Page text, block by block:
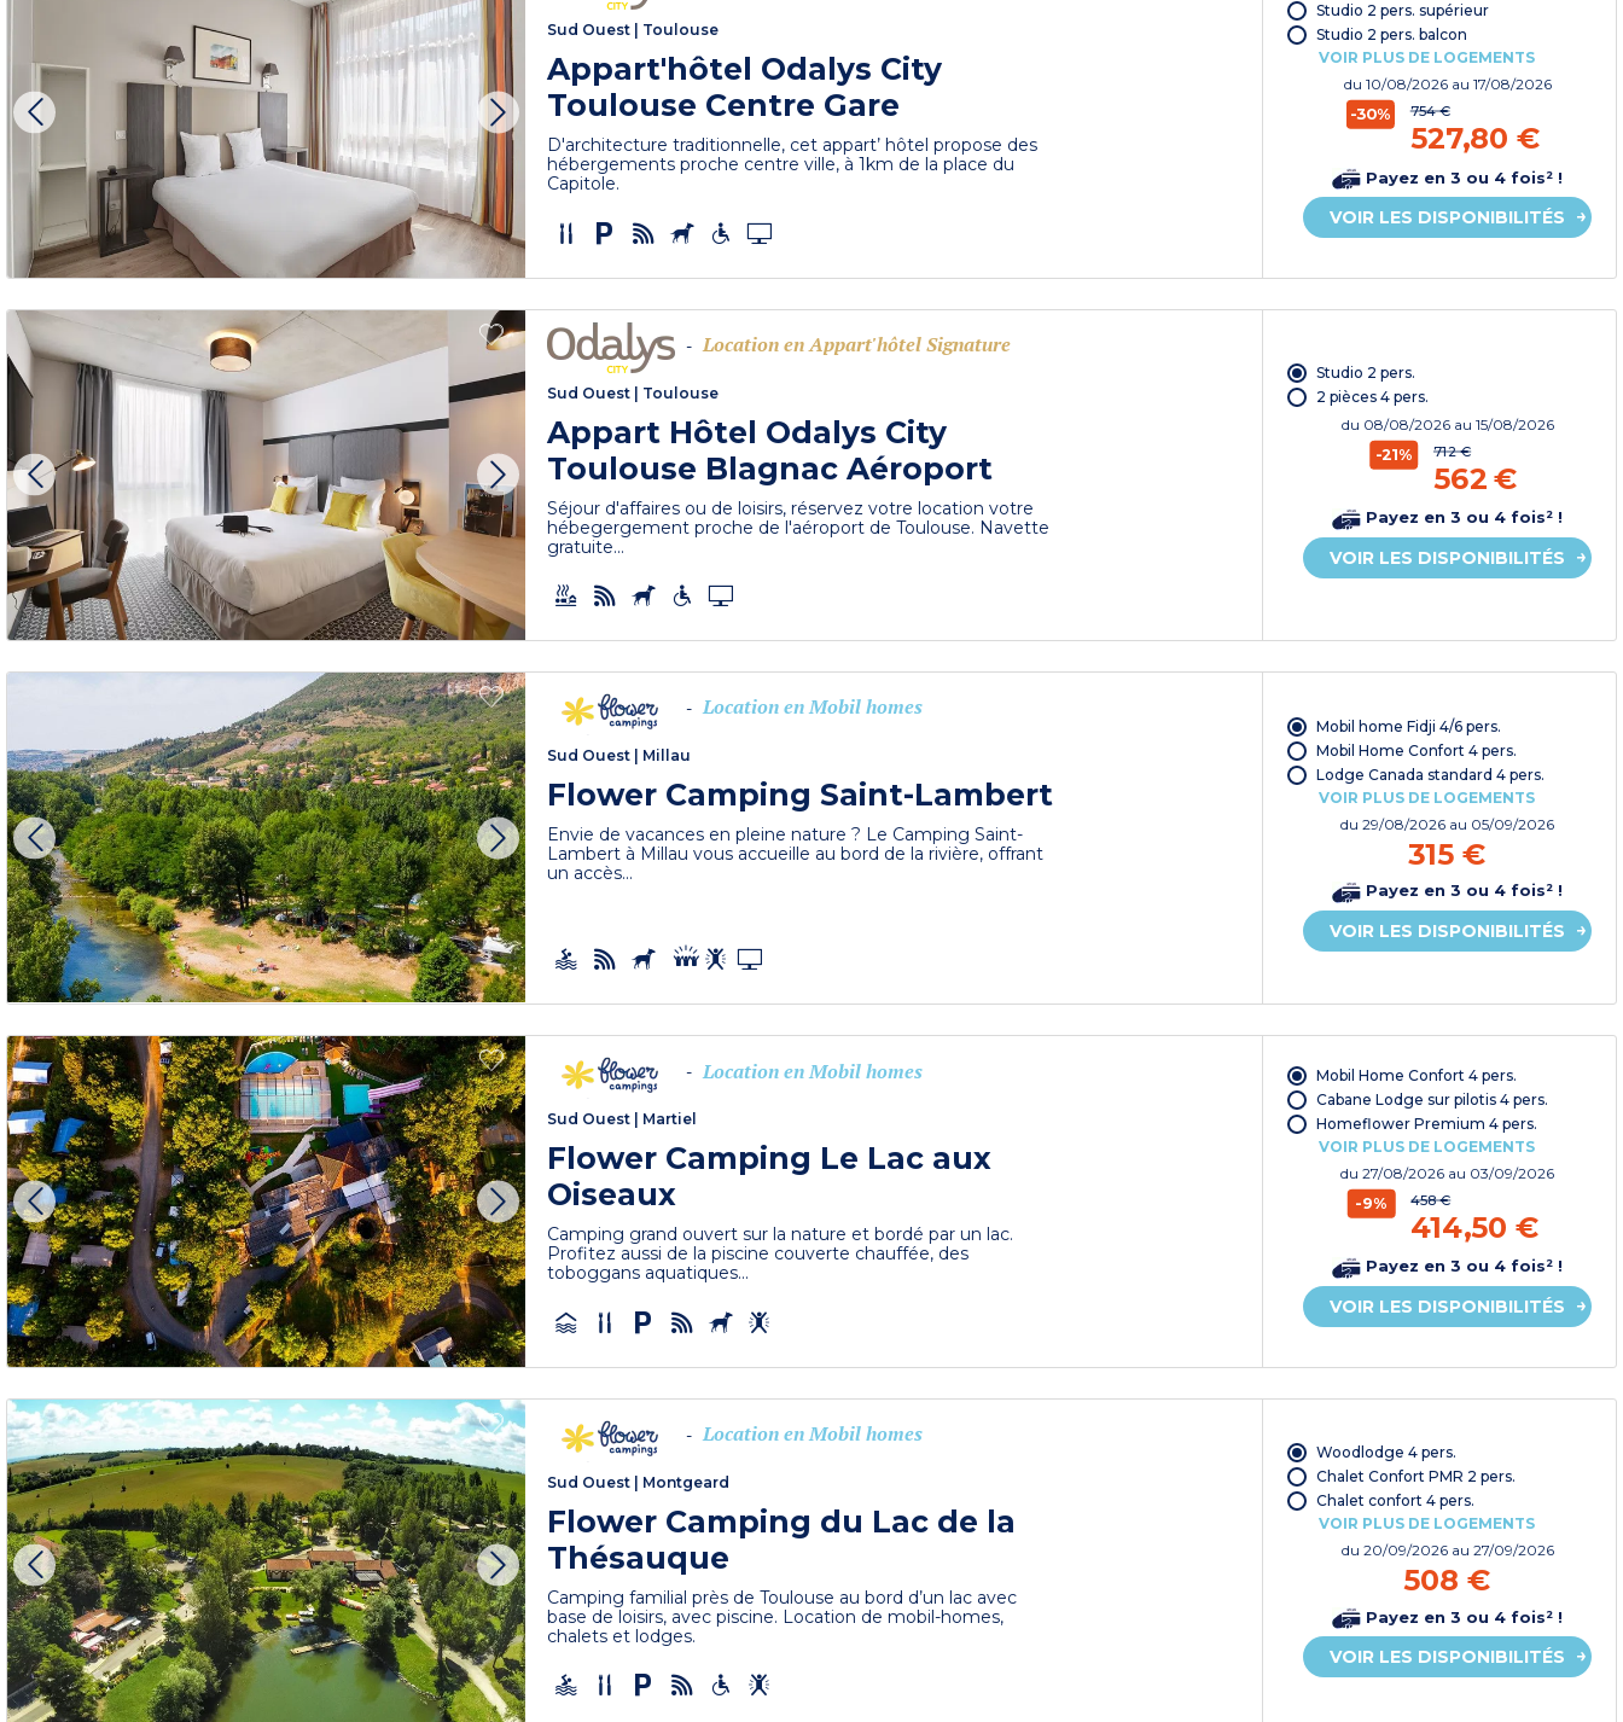
Sud Ouest Toulouse
Appart'hôtel Odalys City
Toulouse Centre Gare
D'architecture traditionnelle, cet appart’ hôtel propose des
hébergements proche centre ville, à 1km de la place du
Capitole.
Studio 2 pers. supérieur
Studio 2 pers. balcon
VOIR PLUS DE LOGEMENTS
du 10/08/2026 au 17/08/2026
-30% 754 €
527,80 €
Payez en 3 ou 4 fois² !
VOIR LES DISPONIBILITÉS
- Location en Appart'hôtel Signature
Sud Ouest | Toulouse
Appart Hôtel Odalys City
Toulouse Blagnac Aéroport
Séjour d'affaires ou de loisirs, réservez votre location votre
hébegergement proche de l'aéroport de Toulouse. Navette
gratuite...
Studio 2 pers.
2 pièces 4 pers.
du 08/08/2026 au 15/08/2026
-21% 712 €
562 €
Payez en 3 ou 4 fois² !
VOIR LES DISPONIBILITÉS
- Location en Mobil homes
Sud Ouest Millau
Flower Camping Saint-Lambert
Envie de vacances en pleine nature ? Le Camping Saint-
Lambert à Millau vous accueille au bord de la rivière, offrant
un accès...
Mobil home Fidji 4/6 pers.
Mobil Home Confort 4 pers.
Lodge Canada standard 4 pers.
VOIR PLUS DE LOGEMENTS
du29/08/2026 au 05/09/2026
315 €
Payez en 3 ou 4 fois² !
VOIR LES DISPONIBILITÉS
- Location en Mobil homes
Sud Ouest Martiel
Flower Camping Le Lac aux
Oiseaux
Camping grand ouvert sur la nature et bordé par un lac.
Profitez aussi de la piscine couverte chauffée, des
toboggans aquatiques...
Mobil Home Confort 4 pers.
Cabane Lodge sur pilotis 4 pers.
Homeflower Premium 4 pers.
VOIR PLUS DE LOGEMENTS
du27/08/2026 au 03/09/2026
-9% 458 €
414,50 €
Payez en 3 ou 4 fois² !
VOIR LES DISPONIBILITÉS
- Location en Mobil homes
Sud Ouest Montgeard
Flower Camping du Lac de la
Thésauque
Camping familial près de Toulouse au bord d’un lac avec
base de loisirs, avec piscine. Location de mobil-homes,
chalets et lodges.
Woodlodge 4 pers.
Chalet Confort PMR 2 pers.
Chalet confort 4 pers.
VOIR PLUS DE LOGEMENTS
du 20/09/2026 au 27/09/2026
508 €
Payez en 3 ou 4 fois² !
VOIR LES DISPONIBILITÉS